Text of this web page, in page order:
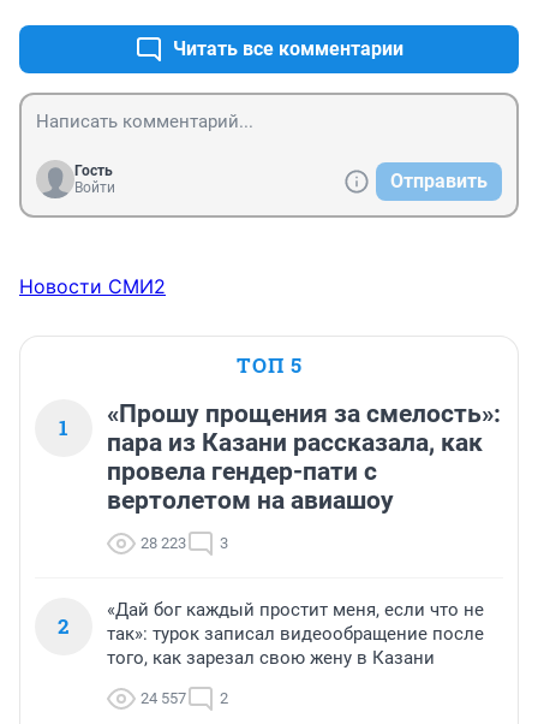
Читать все комментарии
Гость
Войти
Отправить
Новости СМИ2
ТОП 5
1
«Прошу прощения за смелость»:
пара из Казани рассказала, как
провела гендер-пати с
вертолетом на авиашоу
28 223 3
2
«Дай бог каждый простит меня, если что не
так»: турок записал видеообращение после
того, как зарезал свою жену в Казани
24 557 2